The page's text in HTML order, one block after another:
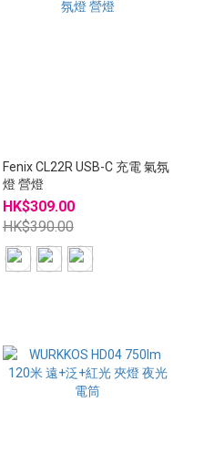
Fenix CL22R USB-C 充電 氣氛
燈 營燈
HK$309.00
HK$390.00